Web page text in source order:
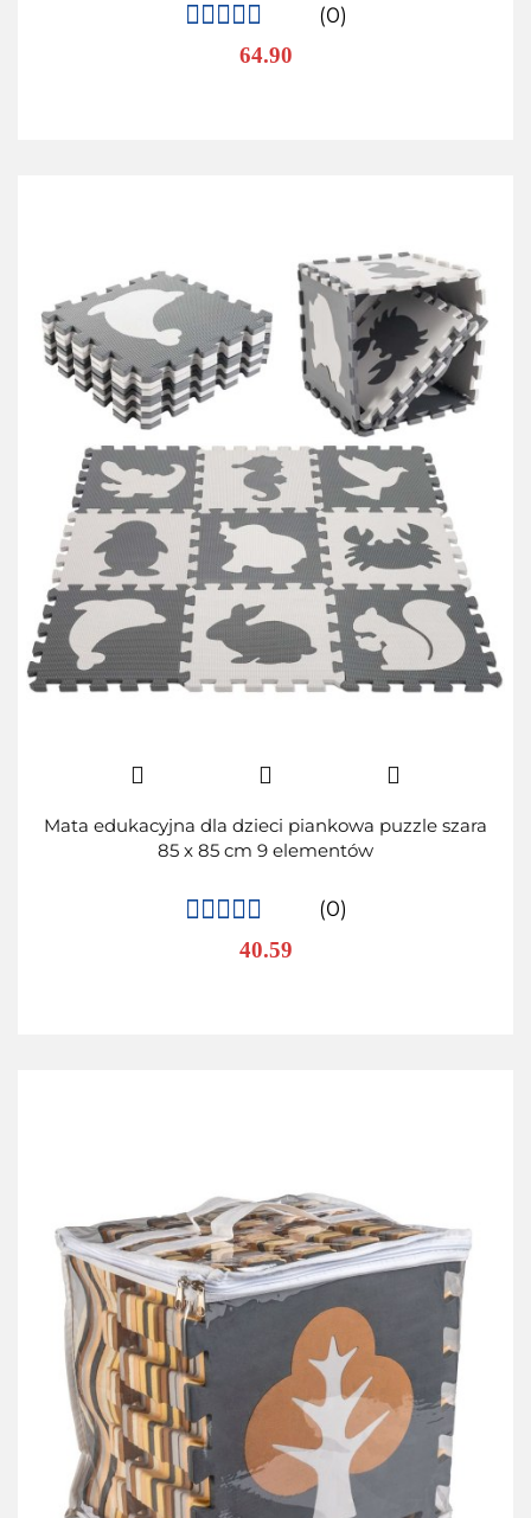
(0)
64.90
Mata edukacyjna dla dzieci piankowa puzzle szara
85 x 85 cm 9 elementów
(0)
40.59